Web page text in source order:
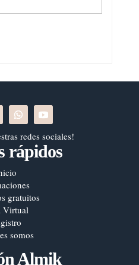
redes sociales!
rápidos
gratuitos
Virtual
somos
Almik